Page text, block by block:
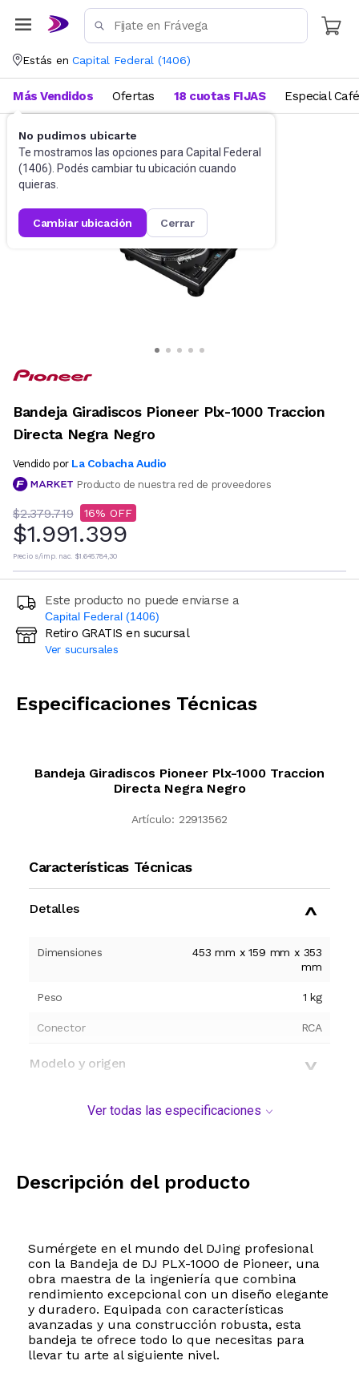
Estás en Capital Federal (1406)
No pudimos ubicarte
Te mostramos las opciones para Capital Federal
(1406). Podés cambiar tu ubicación cuando
quieras.
cambiar ubicación cerrar
Más Vendidos Ofertas 18 cuotas FIJAS Especial Café
Equipamiento DJ Tocadiscos
Bandeja Giradiscos Pioneer Plx-1000 Traccion
Directa Negra Negro
Vendido por La Cobacha Audio
Producto de nuestra red de proveedores
$2.379.719 16
$1.991.399
Precio s/imp. nac. $1.645.784,30
Este producto no puede enviarse a
Capital Federal (1406)
Ingresá código postal (sólo números)
Retiro GRATIS en sucursal
Ver sucursales
Especificaciones Técnicas
Bandeja Giradiscos Pioneer Plx-1000 Traccion
Directa Negra Negro
Artículo: 22913562
Características Técnicas
Detalles
Dimensiones
453 mm x 159 mm x 353
mm
Peso 1 kg
Conector RCA
Modelo y origen
Ver todas las especificaciones
Descripción del producto
Sumérgete en el mundo del DJing profesional
con la Bandeja de DJ PLX-1000 de Pioneer, una
obra maestra de la ingeniería que combina
rendimiento excepcional con un diseño elegante
y duradero. Equipada con características
avanzadas y una construcción robusta, esta
bandeja te ofrece todo lo que necesitas para
llevar tu arte al siguiente nivel.